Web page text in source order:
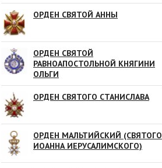
ОРДЕН СВЯТОЙ АННЫ
ОРДЕН СВЯТОЙ
РАВНОАПОСТОЛЬНОЙ КНЯГИНИ
ОЛЬГИ
ОРДЕН СВЯТОГО СТАНИСЛАВА
ОРДЕН МАЛЬТИЙСКИЙ (СВЯТОГО
ИОАННА ИЕРУСАЛИМСКОГО)